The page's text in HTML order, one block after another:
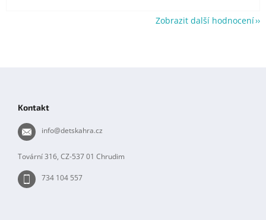
Zobrazit další hodnocení
Kontakt
info@detskahra.cz
Tovární 316, CZ-537 01 Chrudim
734 104 557